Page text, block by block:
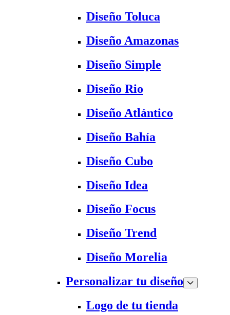
Diseño Toluca
Diseño Amazonas
Diseño Simple
Diseño Rio
Diseño Atlántico
Diseño Bahía
Diseño Cubo
Diseño Idea
Diseño Focus
Diseño Trend
Diseño Morelia
Personalizar tu diseño
Logo de tu tienda